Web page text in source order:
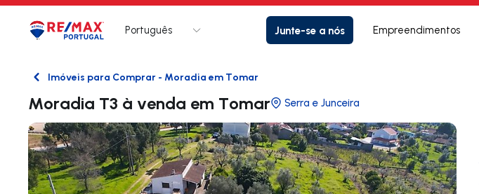
Logo Ir para página inicial
Português Junte-se a nós Empreendimentos
VoltarImóveis para Comprar - Moradia em Tomar
Moradia T3 à venda em Tomar Serra e Junceira